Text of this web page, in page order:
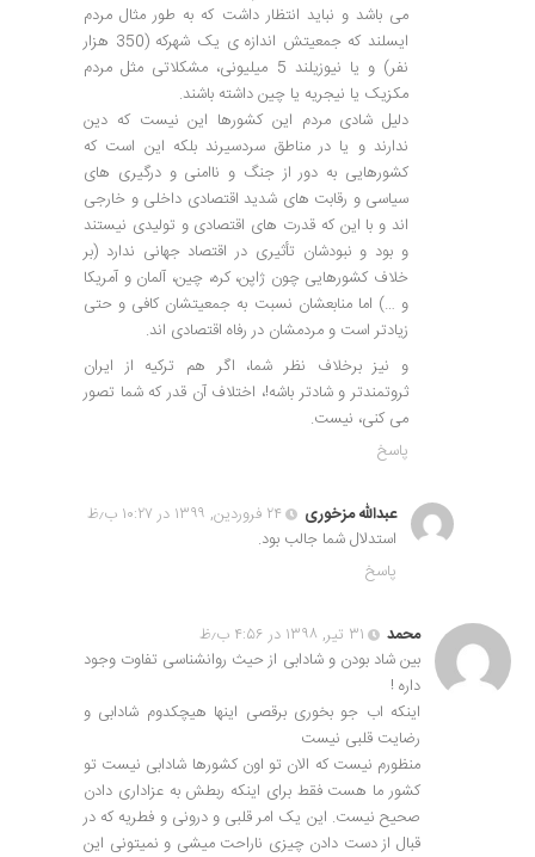
می باشد و نباید انتظار داشت که به طور مثال مردم
ایسلند که جمعیتش اندازه ی یک شهرکه (350 هزار
نفر) و یا نیوزیلند 5 میلیونی، مشکلاتی مثل مردم
مکزیک یا نیجریه یا چین داشته باشند.
دلیل شادی مردم این کشورها این نیست که دین
ندارند و یا در مناطق سردسیرند بلکه این است که
کشورهایی به دور از جنگ و ناامنی و درگیری های
سیاسی و رقابت های شدید اقتصادی داخلی و خارجی
اند و با این که قدرت های اقتصادی و تولیدی نیستند
و بود و نبودشان تأثیری در اقتصاد جهانی ندارد (بر
خلاف کشورهایی چون ژاپن، کره، چین، آلمان و آمریکا
و …) اما منابعشان نسبت به جمعیتشان کافی و حتی
زیادتر است و مردمشان در رفاه اقتصادی اند.
و نیز برخلاف نظر شما، اگر هم ترکیه از ایران
ثروتمندتر و شادتر باشه!، اختلاف آن قدر که شما تصور
می کنی، نیست.
پاسخ
عبدالله مزخوری
۲۴ فروردین, ۱۳۹۹ در ۱۰:۲۷ ب٫ظ
استدلال شما جالب بود.
پاسخ
محمد
۳۱ تیر, ۱۳۹۸ در ۴:۵۶ ب٫ظ
بین شاد بودن و شادابی از حیث روانشناسی تفاوت وجود
داره !
اینکه اب جو بخوری برقصی اینها هیچکدوم شادابی و
رضایت قلبی نیست
منظورم نیست که الان تو اون کشورها شادابی نیست تو
کشور ما هست فقط برای اینکه ربطش به عزاداری دادن
صحیح نیست. این یک امر قلبی و درونی و فطریه که در
قبال از دست دادن چیزی ناراحت میشی و نمیتونی این